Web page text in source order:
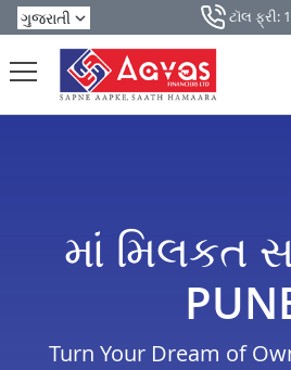
ટૉલ ફ્રી:
માં મિલકત
Turn Your Dream of